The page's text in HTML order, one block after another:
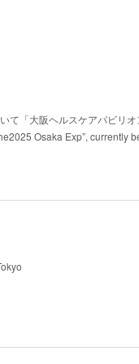
て「大阪ヘルスケアパビリ
Osaka Exp”,